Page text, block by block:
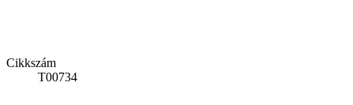
Cikkszám
T00734